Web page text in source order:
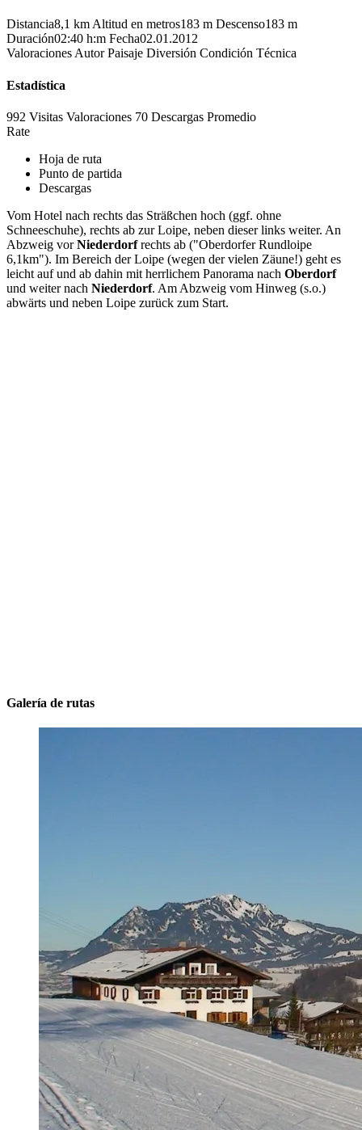
Distancia8,1 km Altitud en metros183 m Descenso183 m
Duración02:40 h:m Fecha02.01.2012
Valoraciones Autor Paisaje Diversión Condición Técnica
Estadística
992 Visitas Valoraciones 70 Descargas Promedio
Rate
Hoja de ruta
Punto de partida
Descargas
Vom Hotel nach rechts das Sträßchen hoch (ggf. ohne
Schneeschuhe), rechts ab zur Loipe, neben dieser links weiter. An
Abzweig vorNiederdorfrechts ab ("Oberdorfer Rundloipe
6,1km"). Im Bereich der Loipe (wegen der vielen Zäune!) geht es
leicht auf und ab dahin mit herrlichem Panorama nach Oberdorf
und weiter nach Niederdorf. Am Abzweig vom Hinweg (s.o.)
abwärts und neben Loipe zurück zum Start.
Galería de rutas